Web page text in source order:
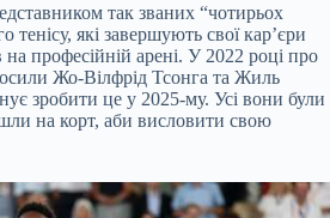
так званих “чотирьох
тенісу, які завершують свої кар’єри
на професійній арені. У 2022 році про
Жо-Вілфрід Тсонга та Жиль
зробити це у 2025-му. Усі вони були
на корт, аби висловити свою